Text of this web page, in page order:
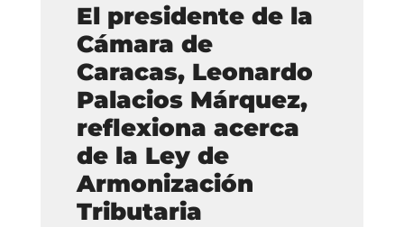
El presidente de la
Cámara de
Caracas, Leonardo
Palacios Márquez,
reflexiona acerca
de la Ley de
Armonización
Tributaria